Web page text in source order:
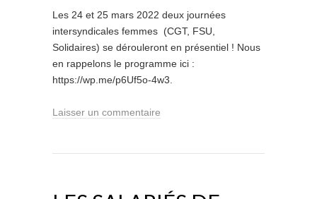
Les 24 et 25 mars 2022 deux journées
intersyndicales femmes (CGT, FSU,
Solidaires) se dérouleront en présentiel ! Nous
en rappelons le programme ici :
https://wp.me/p6Uf5o-4w3.
Laisser un commentaire